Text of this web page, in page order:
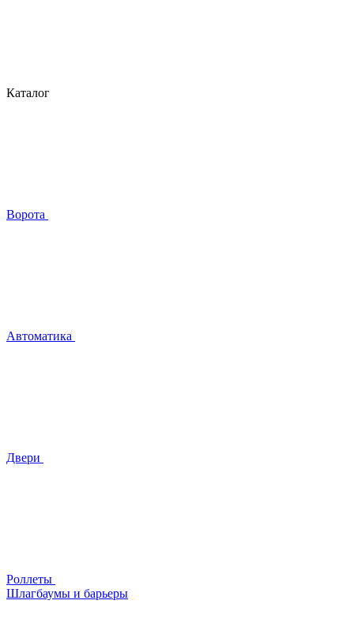
Каталог
Ворота
Автоматика
Двери
Роллеты
Шлагбаумы и барьеры